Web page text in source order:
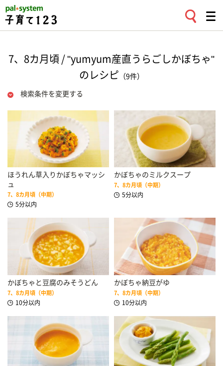
7、8カ月頃 / "yumyum産直うらごしかぼちゃ"
のレシピ （9件）
検索条件を変更する
ほうれん草入りかぼちゃマッシ
ュ
7、8カ月頃（中期）
5分以内
かぼちゃのミルクスープ
7、8カ月頃（中期）
5分以内
かぼちゃと豆腐のみそうどん
7、8カ月頃（中期）
10分以内
かぼちゃ納豆がゆ
7、8カ月頃（中期）
10分以内